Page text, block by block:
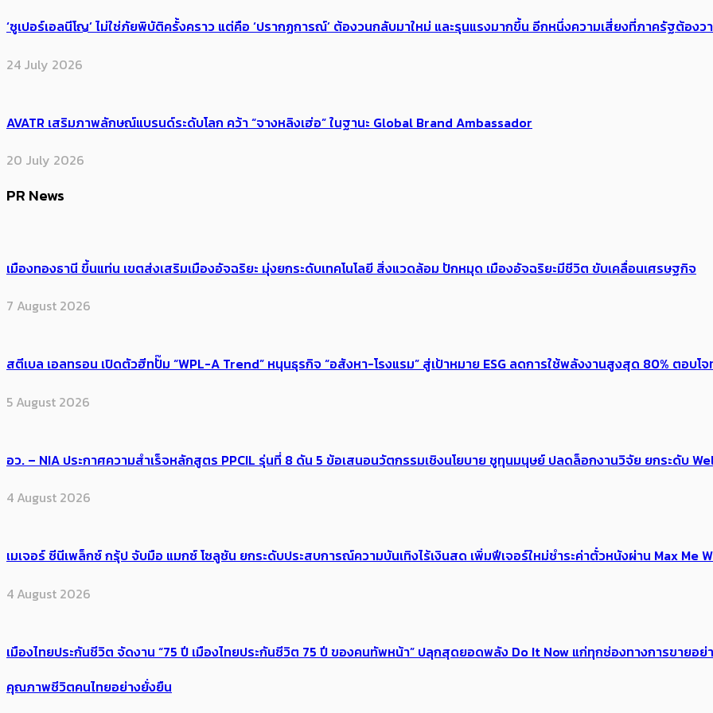
‘ซูเปอร์เอลนีโญ’ ไม่ใช่ภัยพิบัติครั้งคราว แต่คือ ‘ปรากฏการณ์’ ​ต้อง​วนกลับมาใหม่ และรุนแรงมากขึ้น อีกหนึ่งความเสี่ยงที่ภาครัฐต้อง
24 July 2026
AVATR เสริมภาพลักษณ์แบรนด์ระดับโลก คว้า “จางหลิงเฮ่อ” ในฐานะ Global Brand Ambassador
20 July 2026
PR News
เมืองทองธานี ขึ้นแท่น เขตส่งเสริมเมืองอัจฉริยะ มุ่งยกระดับเทคโนโลยี สิ่งแวดล้อม ปักหมุด เมืองอัจฉริยะมีชีวิต ขับเคลื่อนเศรษฐกิจ
7 August 2026
สตีเบล เอลทรอน เปิดตัวฮีทปั๊ม “WPL-A Trend” หนุนธุรกิจ “อสังหา-โรงแรม” สู่เป้าหมาย ESG ลดการใช้พลังงานสูงสุด 80% ตอบโ
5 August 2026
อว. – NIA ประกาศความสำเร็จหลักสูตร PPCIL รุ่นที่ 8 ดัน 5 ข้อเสนอนวัตกรรมเชิงนโยบาย ชูทุนมนุษย์ ปลดล็อกงานวิจัย ยกระดับ
4 August 2026
เมเจอร์ ซีนีเพล็กซ์ กรุ้ป จับมือ แมกซ์ โซลูชัน ยกระดับประสบการณ์ความบันเทิงไร้เงินสด เพิ่มฟีเจอร์ใหม่ชำระค่าตั๋วหนังผ่าน Max
4 August 2026
เมืองไทยประกันชีวิต จัดงาน “75 ปี เมืองไทยประกันชีวิต 75 ปี ของคนทัพหน้า” ปลุกสุดยอดพลัง Do It Now แก่ทุกช่องทางการขาย
คุณภาพชีวิตคนไทยอย่างยั่งยืน